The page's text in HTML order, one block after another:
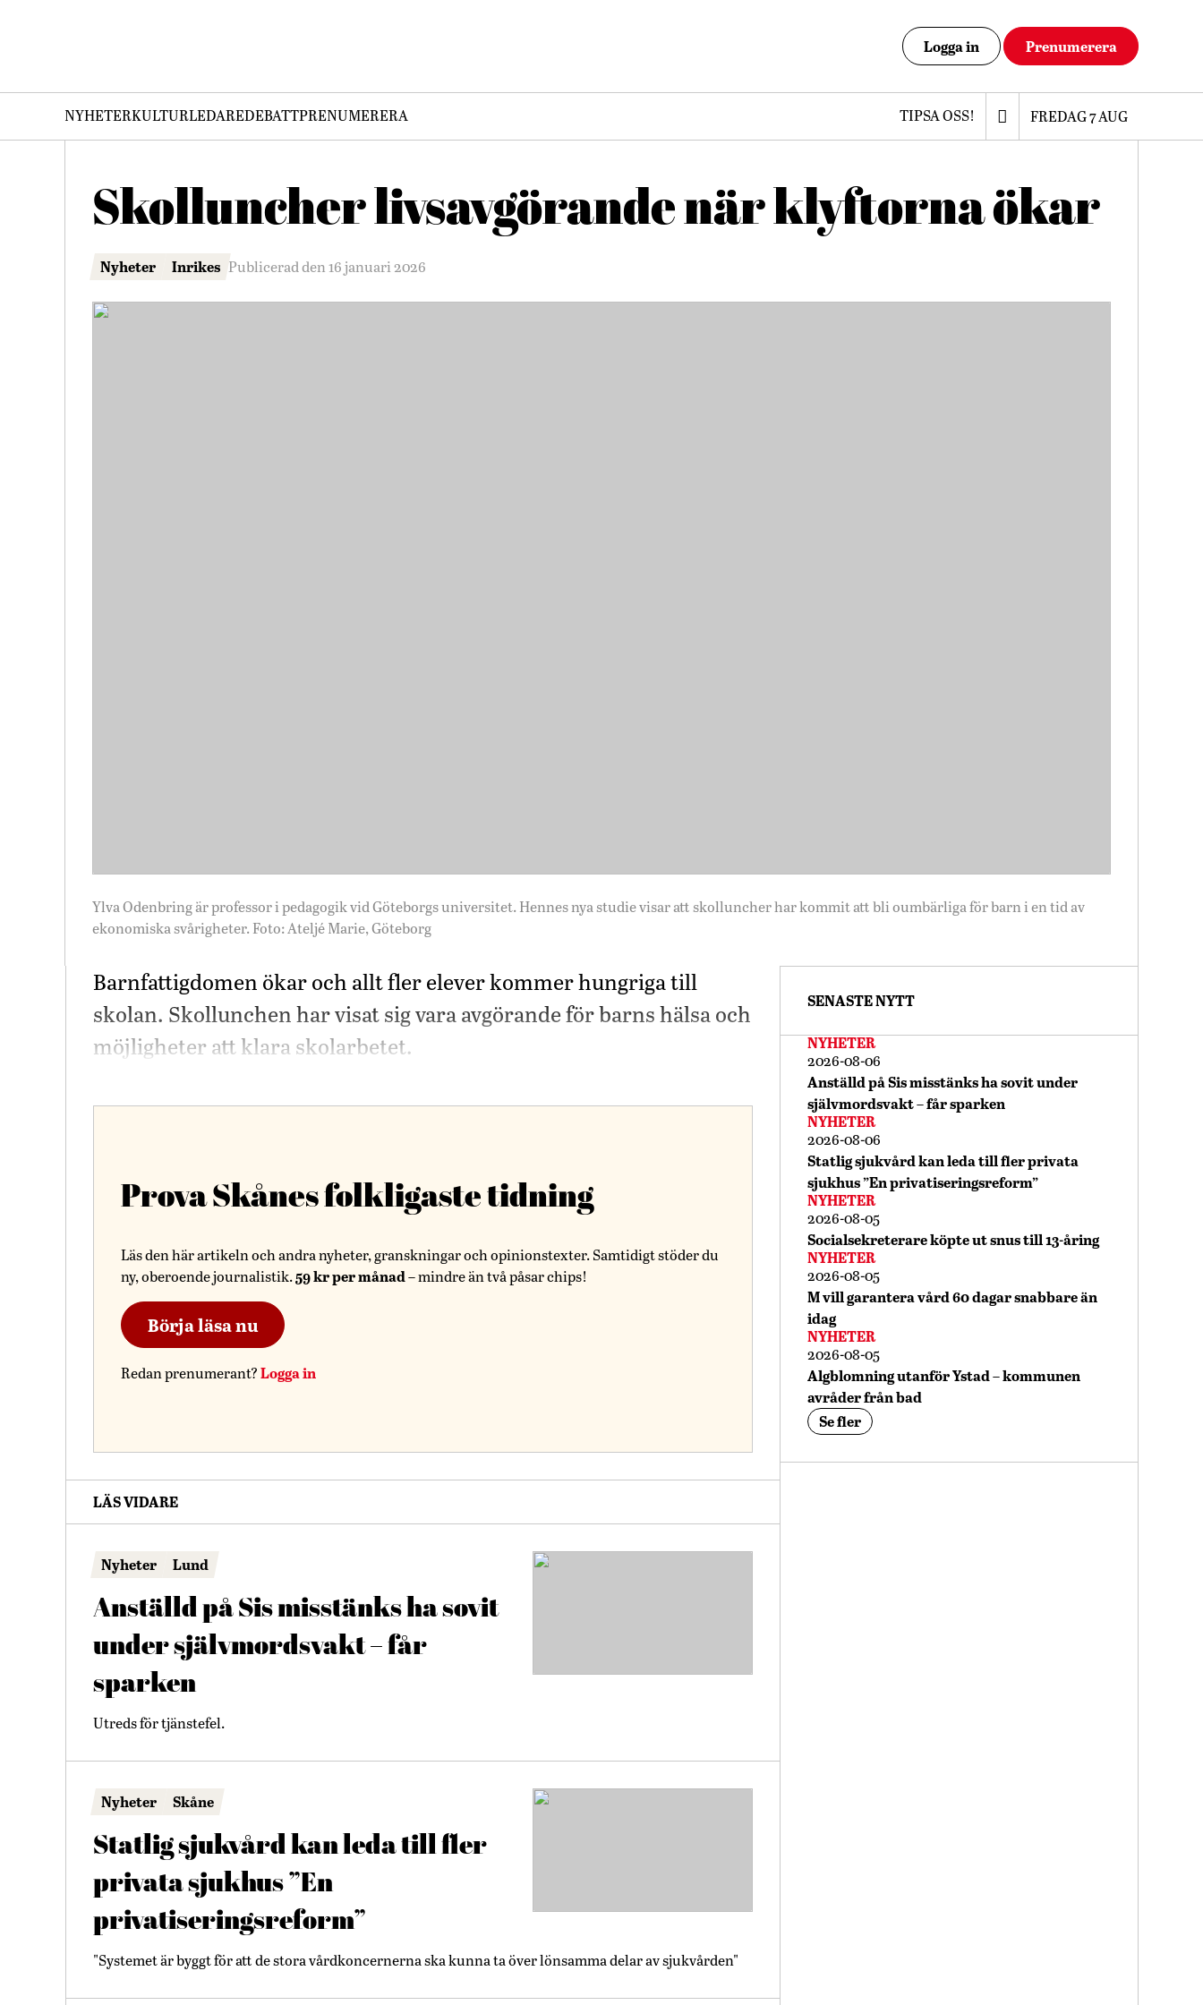
Logga in Prenumerera
NYHETERKULTURLEDAREDEBATTPRENUMERERA TIPSA OSS! FREDAG 7 AUG
Skolluncher livsavgörande när klyftorna ökar
Nyheter Inrikes Publicerad den 16 januari 2026
Ylva Odenbring är professor i pedagogik vid Göteborgs universitet. Hennes nya studie visar att skolluncher har kommit att bli oumbärliga för barn i en tid av
ekonomiska svårigheter. Foto: Ateljé Marie, Göteborg
Barnfattigdomen ökar och allt fler elever kommer hungriga till
skolan. Skollunchen har visat sig vara avgörande för barns hälsa och
möjligheter att klara skolarbetet.
Prova Skånes folkligaste tidning
Läs den här artikeln och andra nyheter, granskningar och opinionstexter. Samtidigt stöder du
ny, oberoende journalistik.59 kr per månad– mindre än två påsar chips!
Börja läsa nu
Redan prenumerant?Logga in
LÄS VIDARE
Nyheter Lund
Anställd på Sis misstänks ha sovit
under självmordsvakt – får
sparken
Utreds för tjänstefel.
Nyheter Skåne
Statlig sjukvård kan leda till fler
privata sjukhus ”En
privatiseringsreform”
"Systemet är byggt för att de stora vårdkoncernerna ska kunna ta över lönsamma delar av sjukvården"
SENASTE NYTT
NYHETER
2026-08-06
Anställd på Sis misstänks ha sovit under
självmordsvakt – får sparken
NYHETER
2026-08-06
Statlig sjukvård kan leda till fler privata
sjukhus ”En privatiseringsreform”
NYHETER
2026-08-05
Socialsekreterare köpte ut snus till 13-åring
NYHETER
2026-08-05
M vill garantera vård 60 dagar snabbare än
idag
NYHETER
2026-08-05
Algblomning utanför Ystad – kommunen
avråder från bad
Se fler